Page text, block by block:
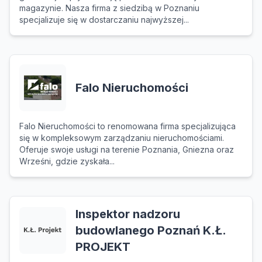
magazynie. Nasza firma z siedzibą w Poznaniu
specjalizuje się w dostarczaniu najwyższej...
Falo Nieruchomości
Falo Nieruchomości to renomowana firma specjalizująca
się w kompleksowym zarządzaniu nieruchomościami.
Oferuje swoje usługi na terenie Poznania, Gniezna oraz
Wrześni, gdzie zyskała...
Inspektor nadzoru
budowlanego Poznań K.Ł.
PROJEKT